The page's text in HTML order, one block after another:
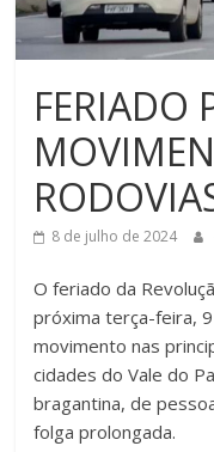
FERIADO
8 de julho de 2024
O feriado da
próxima terça-feira,
movimento nas
cidades do Vale do
bragantina, de
folga prolongada.